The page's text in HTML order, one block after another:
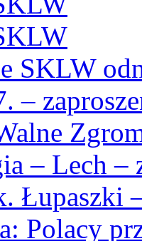
SKLW
–
– Lech –
Łupaszki
Polacy